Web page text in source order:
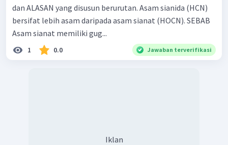
dan ALASAN yang disusun berurutan. Asam sianida (HCN)
bersifat lebih asam daripada asam sianat (HOCN). SEBAB
Asam sianat memiliki gug...
1 0.0 Jawaban terverifikasi
Iklan